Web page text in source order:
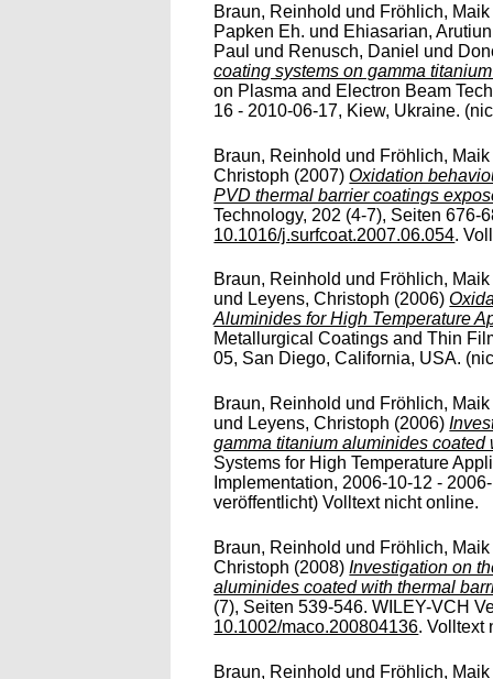
Braun, Reinhold und Fröhlich, Maik
Papken Eh. und Ehiasarian,
Paul und Renusch, Daniel und
coating systems on gamma
on Plasma and Electron Beam
16 - 2010-06-17, Kiew, Ukraine.
Braun, Reinhold und Fröhlich, Maik
Christoph (2007)Oxidation
PVD thermal barrier coatings
Technology, 202 (4-7), Seiten 676-
10.1016/j.surfcoat.2007.06.054.
Braun, Reinhold und Fröhlich, Maik
und Leyens, Christoph (2006)
Aluminides for High Temperature
Metallurgical Coatings and Thin
05, San Diego, California, USA.
Braun, Reinhold und Fröhlich, Maik
und Leyens, Christoph (2006)
gamma titanium aluminides
Systems for High Temperature
Implementation, 2006-10-12 -
veröffentlicht) Volltext nicht online.
Braun, Reinhold und Fröhlich, Maik
Christoph (2008)Investigation on
aluminides coated with thermal
(7), Seiten 539-546. WILEY-VCH
10.1002/maco.200804136. Volltext
Braun, Reinhold und Fröhlich, Maik